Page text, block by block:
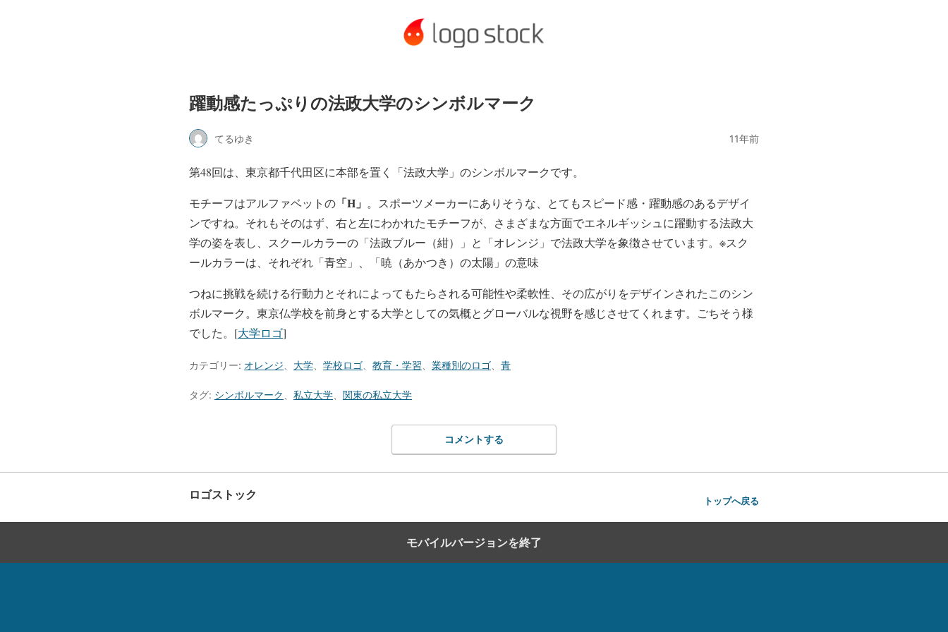
躍動感たっぷりの法政大学のシンボルマーク
てるゆき 11年前
第48回は、東京都千代田区に本部を置く「法政大学」のシンボルマークです。
モチーフはアルファベットの 「H」 。スポーツメーカーにありそうな、とてもスピード感・躍動感のあるデザイ
ンですね。それもそのはず、右と左にわかれたモチーフが、さまざまな方面でエネルギッシュに躍動する法政大
学の姿を表し、スクールカラーの「法政ブルー（紺）」と「オレンジ」で法政大学を象徴させています。※スク
ールカラーは、それぞれ「青空」、「暁（あかつき）の太陽」の意味
つねに挑戦を続ける行動力とそれによってもたらされる可能性や柔軟性、その広がりをデザインされたこのシン
ボルマーク。東京仏学校を前身とする大学としての気概とグローバルな視野を感じさせてくれます。ごちそう様
でした。[大学ロゴ]
カテゴリー: オレンジ 大学 学校ロゴ 教育・学習 業種別のロゴ 青
タグ: シンボルマーク 私立大学 関東の私立大学
コメントする
ロゴストック トップへ戻る
モバイルバージョンを終了